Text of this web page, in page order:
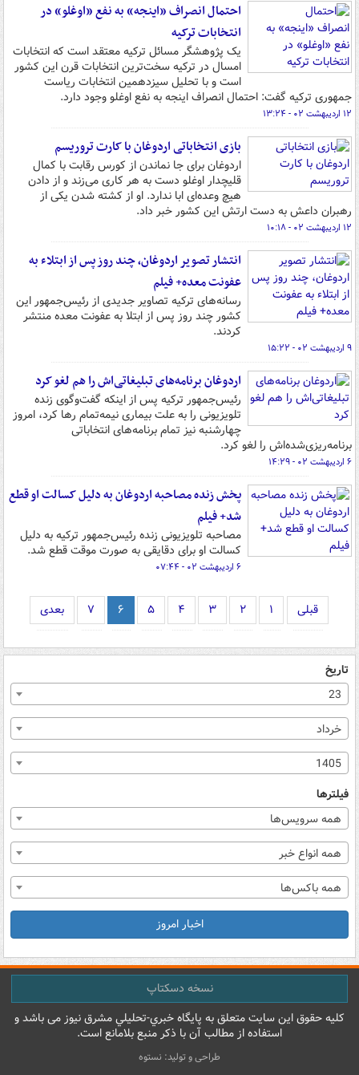
احتمال انصراف «اینجه» به نفع «اوغلو» در
انتخابات ترکیه
یک پژوهشگر مسائل ترکیه معتقد است که انتخابات
امسال در ترکیه سخت‌ترین انتخابات قرن این کشور
است و با تحلیل سیزدهمین انتخابات ریاست
جمهوری ترکیه گفت: احتمال انصراف اینجه به نفع اوغلو وجود دارد.
۱۲ اردیبهشت ۰۲ - ۱۳:۲۴
بازی انتخاباتی اردوغان با کارت تروریسم
اردوغان برای جا نماندن از کورس رقابت با کمال
قلیچدار اوغلو دست به هر کاری می‌زند و از دادن
هیچ وعده‌ای ابا ندارد. او از کشته شدن یکی از
رهبران داعش به دست ارتش این کشور خبر داد.
۱۲ اردیبهشت ۰۲ - ۱۰:۱۸
انتشار تصویر اردوغان، چند روز پس از ابتلاء به
عفونت معده+ فیلم
رسانه‌‎های ترکیه تصاویر جدیدی از رئیس‌جمهور این
کشور چند روز پس از ابتلا به عفونت معده منتشر
کردند.
۹ اردیبهشت ۰۲ - ۱۵:۲۲
اردوغان برنامه‌های تبلیغاتی‌اش را هم لغو کرد
رئیس‌جمهور ترکیه پس از اینکه گفت‌وگوی زنده
تلویزیونی را به علت بیماری نیمه‌تمام رها کرد، امروز
چهارشنبه نیز تمام برنامه‌های انتخاباتی
برنامه‌ریزی‌شده‌اش را لغو کرد.
۶ اردیبهشت ۰۲ - ۱۴:۲۹
پخش زنده مصاحبه اردوغان به دلیل کسالت او قطع
شد+ فیلم
مصاحبه تلویزیونی زنده رئیس‌جمهور ترکیه به دلیل
کسالت او برای دقایقی به صورت موقت قطع شد.
۶ اردیبهشت ۰۲ - ۰۷:۴۴
قبلی ۱ ۲ ۳ ۴ ۵ ۶ ۷ بعدی
تاریخ
23
خرداد
1405
فیلترها
همه سرویس‌ها
همه انواع خبر
همه باکس‌ها
اخبار امروز
نسخه دسکتاپ
کليه حقوق اين سايت متعلق به پایگاه خبري-تحليلي مشرق نيوز می باشد و
استفاده از مطالب آن با ذکر منبع بلامانع است.
طراحی و تولید: نستوه